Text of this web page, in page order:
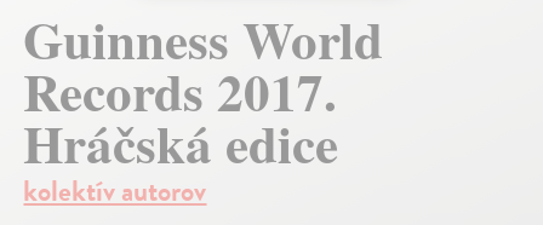
Guinness World
Records 2017.
Hráčská edice
kolektív autorov